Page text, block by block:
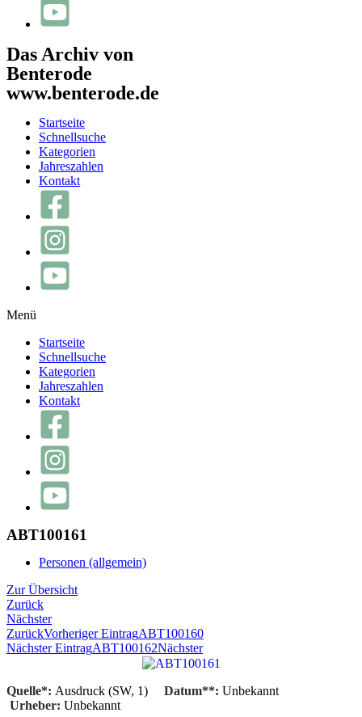
Das Archiv von
Benterode
www.benterode.de
Startseite
Schnellsuche
Kategorien
Jahreszahlen
Kontakt
Menü
Startseite
Schnellsuche
Kategorien
Jahreszahlen
Kontakt
ABT100161
Personen (allgemein)
Zur Übersicht
Zurück
Nächster
ZurückVorheriger EintragABT100160
Nächster EintragABT100162Nächster
Quelle*: Ausdruck (SW, 1) Datum**: Unbekannt
Urheber: Unbekannt